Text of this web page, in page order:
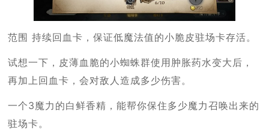
范围 持续回血卡，保证低魔法值的小脆皮驻场卡存活。
试想一下，皮薄血脆的小蜘蛛群使用肿胀药水变大后，
再加上回血卡，会对敌人造成多少伤害。
一个3魔力的白鲜香精，能帮你保住多少魔力召唤出来的
驻场卡。